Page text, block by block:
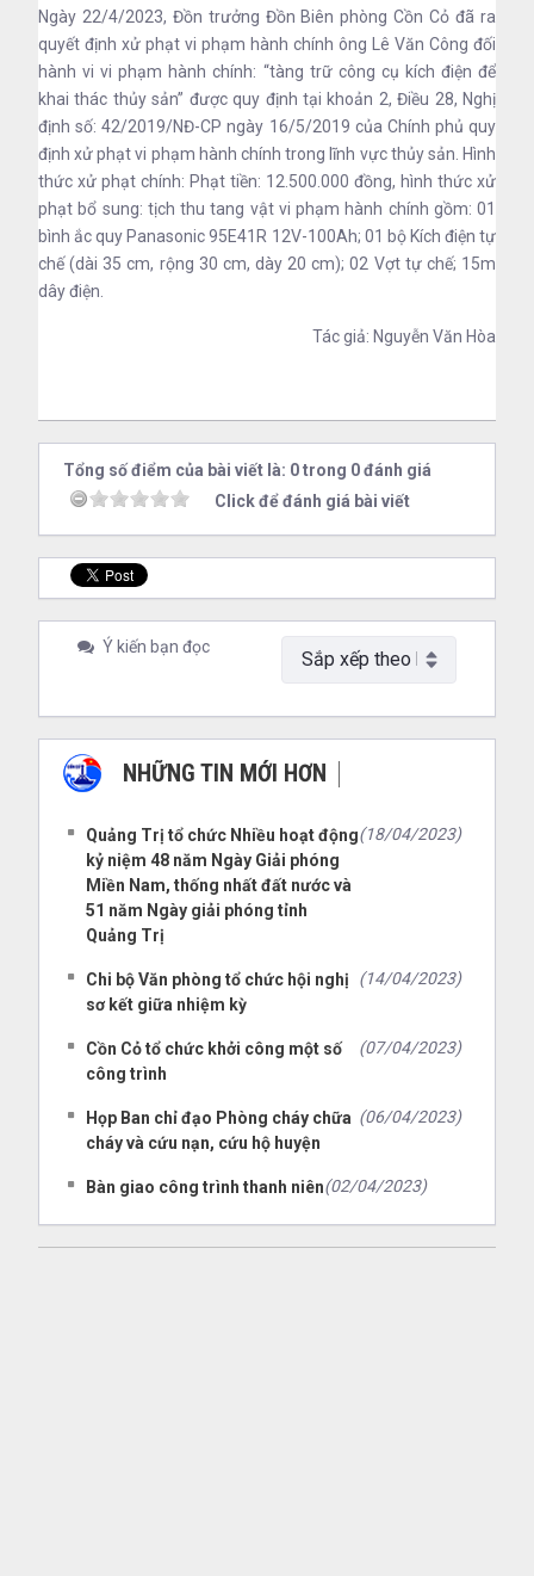
Ngày 22/4/2023, Đồn trưởng Đồn Biên phòng Cồn Cỏ đã ra
quyết định xử phạt vi phạm hành chính ông Lê Văn Công đối
hành vi vi phạm hành chính: “tàng trữ công cụ kích điện để
khai thác thủy sản” được quy định tại khoản 2, Điều 28, Nghị
định số: 42/2019/NĐ-CP ngày 16/5/2019 của Chính phủ quy
định xử phạt vi phạm hành chính trong lĩnh vực thủy sản. Hình
thức xử phạt chính: Phạt tiền: 12.500.000 đồng, hình thức xử
phạt bổ sung: tịch thu tang vật vi phạm hành chính gồm: 01
bình ắc quy Panasonic 95E41R 12V-100Ah; 01 bộ Kích điện tự
chế (dài 35 cm, rộng 30 cm, dày 20 cm); 02 Vợt tự chế; 15m
dây điện.
Tác giả: Nguyễn Văn Hòa
Tổng số điểm của bài viết là: 0 trong 0 đánh giá
Click để đánh giá bài viết
Ý kiến bạn đọc
NHỮNG TIN MỚI HƠN
Quảng Trị tổ chức Nhiều hoạt động
kỷ niệm 48 năm Ngày Giải phóng
Miền Nam, thống nhất đất nước và
51 năm Ngày giải phóng tỉnh
Quảng Trị
(18/04/2023)
Chi bộ Văn phòng tổ chức hội nghị
sơ kết giữa nhiệm kỳ
(14/04/2023)
Cồn Cỏ tổ chức khởi công một số
công trình
(07/04/2023)
Họp Ban chỉ đạo Phòng cháy chữa
cháy và cứu nạn, cứu hộ huyện
(06/04/2023)
Bàn giao công trình thanh niên(02/04/2023)